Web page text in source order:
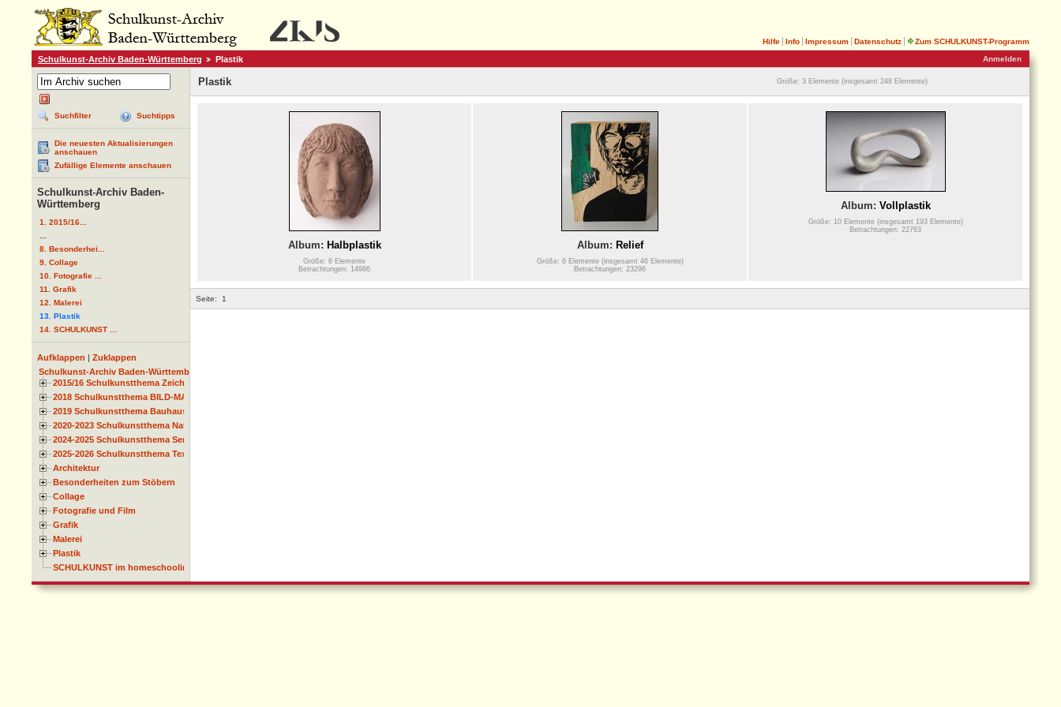
Hilfe Info Impressum Datenschutz
Zum SCHULKUNST-Programm
Anmelden
Schulkunst-Archiv Baden-Württemberg Plastik
Suchfilter Suchtipps
Die neuesten Aktualisierungen
anschauen
Zufällige Elemente anschauen
Schulkunst-Archiv Baden-
Württemberg
1. 2015/16...
8. Besonderhei...
9. Collage
10. Fotografie ...
11. Grafik
12. Malerei
13. Plastik
14. SCHULKUNST ...
Aufklappen | Zuklappen
Schulkunst-Archiv Baden-Württemberg
2015/16 Schulkunstthema Zeichnen
2018 Schulkunstthema BILD-MATERIAL-OBJEKT
2019 Schulkunstthema Bauhaus
2020-2023 Schulkunstthema Natur und Zeit
2024-2025 Schulkunstthema Serie
2025-2026 Schulkunstthema Textil
Architektur
Besonderheiten zum Stöbern
Collage
Fotografie und Film
Grafik
Malerei
Plastik
SCHULKUNST im homeschooling
Plastik Größe: 3 Elemente (insgesamt 248 Elemente)
Album: Halbplastik
Größe: 6 Elemente
Betrachtungen: 14986
Album: Relief
Größe: 6 Elemente (insgesamt 46 Elemente)
Betrachtungen: 23296
Album: Vollplastik
Größe: 10 Elemente (insgesamt 193 Elemente)
Betrachtungen: 22763
Seite: 1